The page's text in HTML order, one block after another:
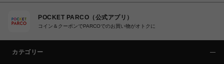
POCKET PARCO（公式アプリ）
コイン＆クーポンでPARCOでのお買い物がオトクに
カテゴリー